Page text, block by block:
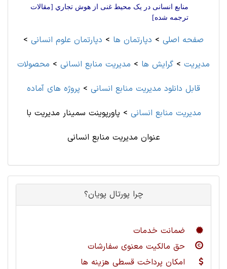
منابع انسانی در یک محیط غنی از هوش تجاري [مقالات
ترجمه شده]
صفحه اصلی > دپارتمان ها > دپارتمان علوم انسانی >
مديريت > گرایش ها > مدیریت منابع انسانی > محصولات
قابل دانلود مدیریت منابع انسانی > پروژه های آماده
مدیریت منابع انسانی > پاورپوینت سمینار مدیریت با
عنوان مدیریت منابع انسانی
چرا پورتال پویان؟
ضمانت خدمات
حق مالکیت معنوی سفارشات
امکان پرداخت قسطی هزینه ها